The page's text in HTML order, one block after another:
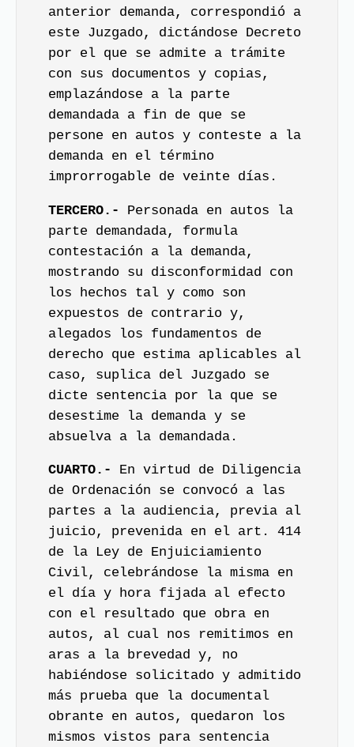
anterior demanda, correspondió a
este Juzgado, dictándose Decreto
por el que se admite a trámite
con sus documentos y copias,
emplazándose a la parte
demandada a fin de que se
persone en autos y conteste a la
demanda en el término
improrrogable de veinte días.
TERCERO.-
Personada en autos la
parte demandada, formula
contestación a la demanda,
mostrando su disconformidad con
los hechos tal y como son
expuestos de contrario y,
alegados los fundamentos de
derecho que estima aplicables al
caso, suplica del Juzgado se
dicte sentencia por la que se
desestime la demanda y se
absuelva a la demandada.
CUARTO.-
En virtud de Diligencia
de Ordenación se convocó a las
partes a la audiencia, previa al
juicio, prevenida en el art. 414
de la Ley de Enjuiciamiento
Civil, celebrándose la misma en
el día y hora fijada al efecto
con el resultado que obra en
autos, al cual nos remitimos en
aras a la brevedad y, no
habiéndose solicitado y admitido
más prueba que la documental
obrante en autos, quedaron los
mismos vistos para sentencia